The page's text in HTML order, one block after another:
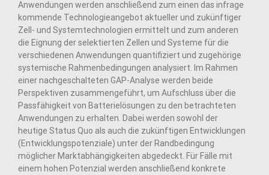
Anwendungen werden anschließend zum einen das infrage
kommende Technologieangebot aktueller und zukünftiger
Zell- und Systemtechnologien ermittelt und zum anderen
die Eignung der selektierten Zellen und Systeme für die
verschiedenen Anwendungen quantifiziert und zugehörige
systemische Rahmenbedingungen analysiert. Im Rahmen
einer nachgeschalteten GAP-Analyse werden beide
Perspektiven zusammengeführt, um Aufschluss über die
Passfähigkeit von Batterielösungen zu den betrachteten
Anwendungen zu erhalten. Dabei werden sowohl der
heutige Status Quo als auch die zukünftigen Entwicklungen
(Entwicklungspotenziale) unter der Randbedingung
möglicher Marktabhängigkeiten abgedeckt. Für Fälle mit
einem hohen Potenzial werden anschließend konkrete